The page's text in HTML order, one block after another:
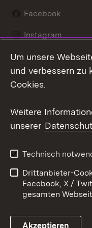
Facebook
Instagram
LinkedIn
Datenschutz
Impressum
Um unsere
und verbessern zu
Cookies.
Weitere
unserer
Technisch
Drittanbieter-
Facebook, X /
gesamten
Akzeptieren